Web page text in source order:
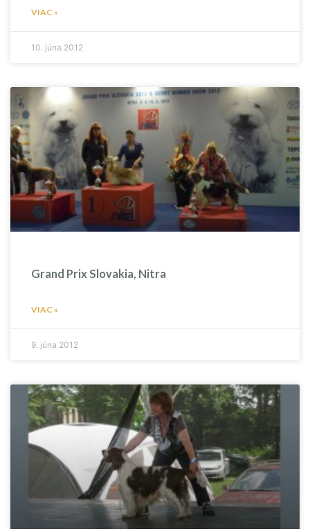
VIAC »
10. júna 2012
Grand Prix Slovakia, Nitra
VIAC »
9. júna 2012